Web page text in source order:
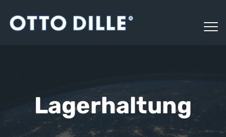
Lagerhaltung